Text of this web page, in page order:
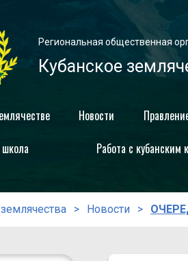
Региональная общественная
Кубанское
Новости
Работа с кубанским
Новости